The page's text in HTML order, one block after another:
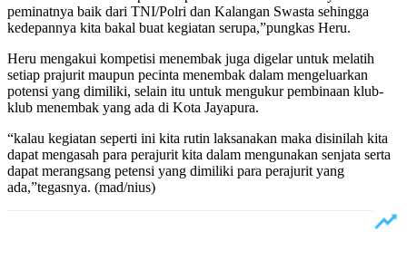
peminatnya baik dari TNI/Polri dan Kalangan Swasta sehingga
kedepannya kita bakal buat kegiatan serupa,”pungkas Heru.
Heru mengakui kompetisi menembak juga digelar untuk melatih
setiap prajurit maupun pecinta menembak dalam mengeluarkan
potensi yang dimiliki, selain itu untuk mengukur pembinaan klub-
klub menembak yang ada di Kota Jayapura.
“kalau kegiatan seperti ini kita rutin laksanakan maka disinilah kita
dapat mengasah para perajurit kita dalam mengunakan senjata serta
dapat merangsang petensi yang dimiliki para perajurit yang
ada,”tegasnya. (mad/nius)